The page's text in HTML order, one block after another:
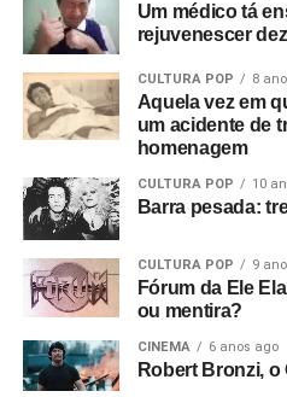
Um médico tá
rejuvenescer
CULTURA POP 8
Aquela vez em
um acidente de
homenagem
CULTURA POP 10
Barra pesada:
CULTURA POP 9
Fórum da Ele
ou mentira?
CINEMA 6 anos ago
Robert Bronzi,